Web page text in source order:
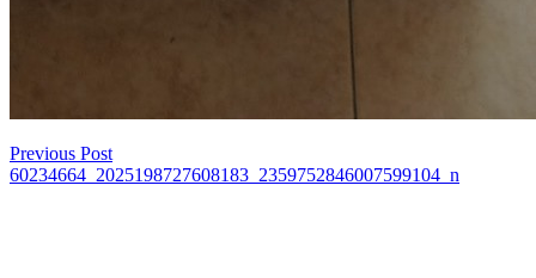
เมนู
Previous Post
60234664_2025198727608183_2359752846007599104_n